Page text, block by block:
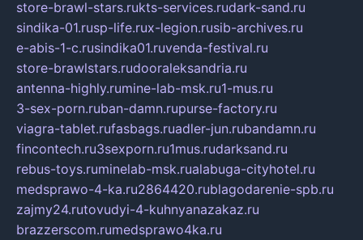
store-brawl-stars.rukts-services.rudark-sand.ru
sindika-01.rusp-life.rux-legion.rusib-archives.ru
e-abis-1-c.rusindika01.ruvenda-festival.ru
store-brawlstars.rudooraleksandria.ru
antenna-highly.rumine-lab-msk.ru1-mus.ru
3-sex-porn.ruban-damn.rupurse-factory.ru
viagra-tablet.rufasbags.ruadler-jun.rubandamn.ru
fincontech.ru3sexporn.ru1mus.rudarksand.ru
rebus-toys.ruminelab-msk.rualabuga-cityhotel.ru
medsprawo-4-ka.ru2864420.rublagodarenie-spb.ru
zajmy24.rutovudyi-4-kuhnyanazakaz.ru
brazzerscom.rumedsprawo4ka.ru